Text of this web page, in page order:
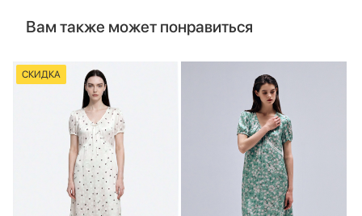
Вам также может понравиться
СКИДКА